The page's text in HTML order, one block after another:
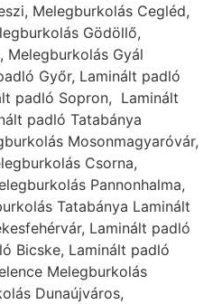
Melegburkolás Cegléd,
Gödöllő,
Melegburkolás Gyál
Győr, Laminált padló
padló Sopron, Laminált
padló Tatabánya
Mosonmagyaróvár,
Csorna,
Pannonhalma,
Tatabánya Laminált
Laminált padló
Bicske, Laminált padló
Melegburkolás
Dunaújváros,